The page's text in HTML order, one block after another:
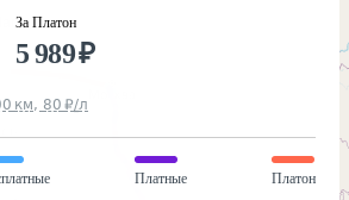
За Платон
5 989₽
км, 80 ₽/л
Платные Платон